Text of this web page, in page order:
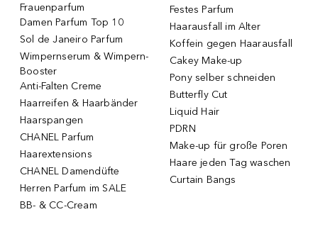
Frauenparfum
Damen Parfum Top 10
Sol de Janeiro Parfum
Wimpernserum & Wimpern-
Booster
Anti-Falten Creme
Haarreifen & Haarbänder
Haarspangen
CHANEL Parfum
Haarextensions
CHANEL Damendüfte
Herren Parfum im SALE
BB- & CC-Cream
Festes Parfum
Haarausfall im Alter
Koffein gegen Haarausfall
Cakey Make-up
Pony selber schneiden
Butterfly Cut
Liquid Hair
PDRN
Make-up für große Poren
Haare jeden Tag waschen
Curtain Bangs